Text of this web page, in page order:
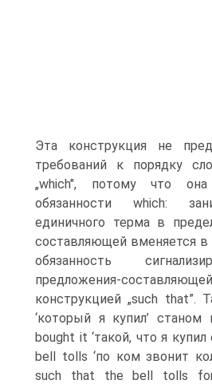
Эта конструкция не
требований к порядку
„which", потому что
обязанности which:
единичного терма в
состав­ляющей вменяется в
обязанность
предложения-
конструк­цией „such that”.
‘который я купил’ станом
bought it ‘такой, что я купил
bell tolls ‘по ком звонит
such that the bell tolls for